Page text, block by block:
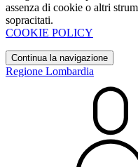
assenza di cookie o altri
sopracitati.
COOKIE POLICY
Continua la navigazione
Regione Lombardia